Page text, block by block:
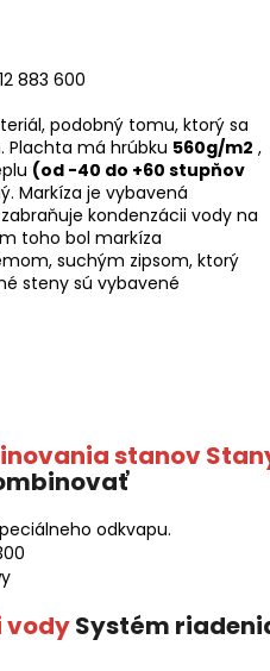
podobný tomu, ktorý sa
Plachta má hrúbku 560g/m2 ,
(od -40 do +60 stupňov
Markíza je vybavená
kondenzácii vody na
toho bol markíza
suchým zipsom, ktorý
steny sú vybavené
stanov
odkvapu.
vodySystém